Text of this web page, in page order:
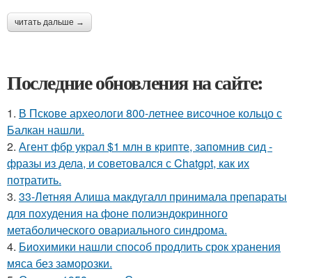
читать дальше →
Последние обновления на сайте:
1. В Пскове археологи 800-летнее височное кольцо с
Балкан нашли.
2. Агент фбр украл $1 млн в крипте, запомнив сид -
фразы из дела, и советовался с Chatgpt, как их
потратить.
3. 33-Летняя Алиша макдугалл принимала препараты
для похудения на фоне полиэндокринного
метаболического овариального синдрома.
4. Биохимики нашли способ продлить срок хранения
мяса без заморозки.